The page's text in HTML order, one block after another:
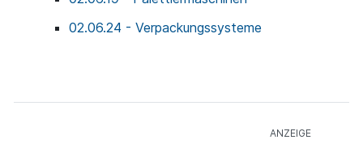
02.06.24 - Verpackungssysteme